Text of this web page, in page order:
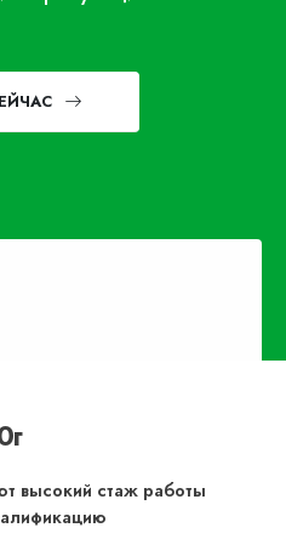
высокий стаж работы